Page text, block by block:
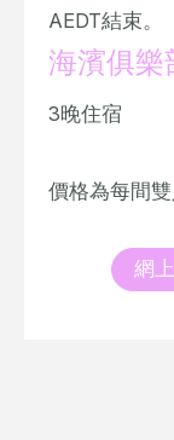
AEDT結束。
海濱俱樂
3晚住宿
價格為每間
網